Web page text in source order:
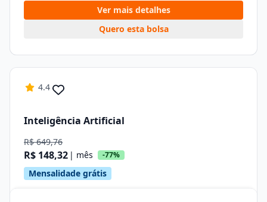
Ver mais detalhes
Quero esta bolsa
4.4
Inteligência Artificial
R$ 649,76
R$ 148,32 | mês -77%
Mensalidade grátis